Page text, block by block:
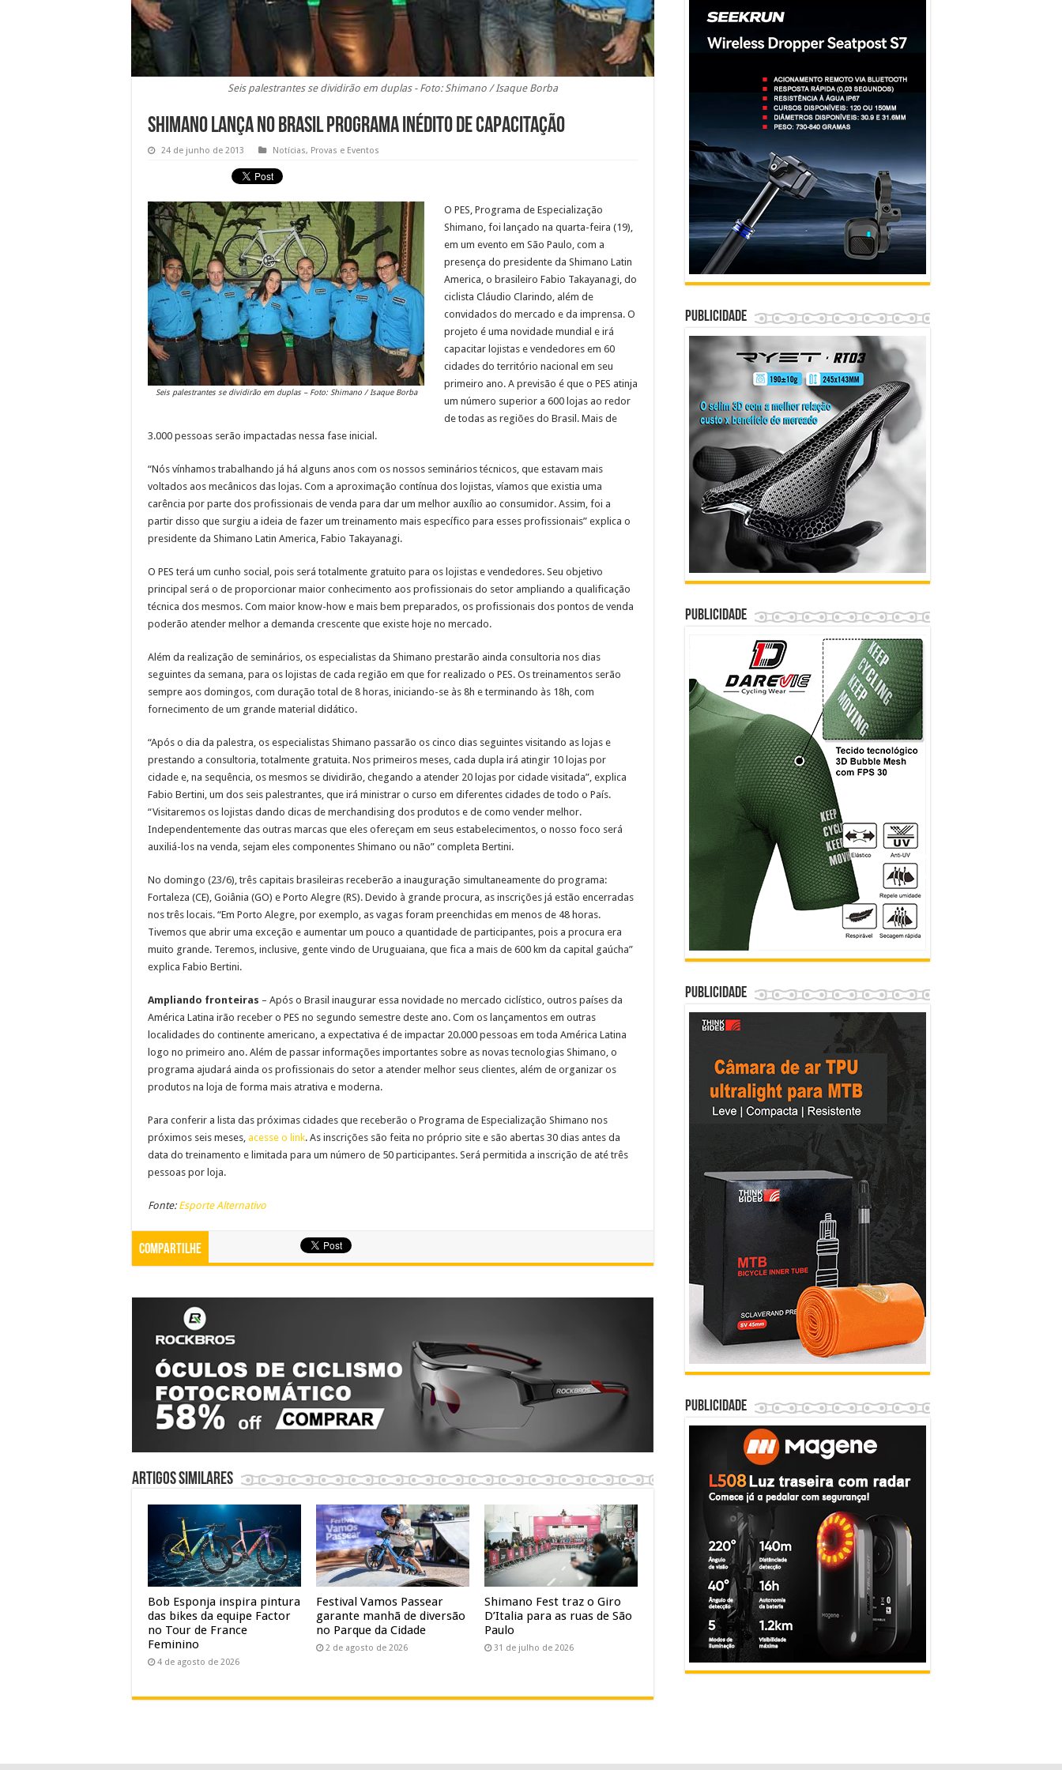
Seis palestrantes se dividirão em duplas - Foto: Shimano / Isaque Borba
Shimano lança no Brasil programa inédito de capacitação
24 de junho de 2013 Notícias, Provas e Eventos
Seis palestrantes se dividirão em duplas – Foto: Shimano / Isaque Borba
O PES, Programa de Especialização
Shimano, foi lançado na quarta-feira (19),
em um evento em São Paulo, com a
presença do presidente da Shimano Latin
America, o brasileiro Fabio Takayanagi, do
ciclista Cláudio Clarindo, além de
convidados do mercado e da imprensa. O
projeto é uma novidade mundial e irá
capacitar lojistas e vendedores em 60
cidades do território nacional em seu
primeiro ano. A previsão é que o PES atinja
um número superior a 600 lojas ao redor
de todas as regiões do Brasil. Mais de
3.000 pessoas serão impactadas nessa fase inicial.
“Nós vínhamos trabalhando já há alguns anos com os nossos seminários técnicos, que estavam mais
voltados aos mecânicos das lojas. Com a aproximação contínua dos lojistas, víamos que existia uma
carência por parte dos profissionais de venda para dar um melhor auxílio ao consumidor. Assim, foi a
partir disso que surgiu a ideia de fazer um treinamento mais específico para esses profissionais” explica o
presidente da Shimano Latin America, Fabio Takayanagi.
O PES terá um cunho social, pois será totalmente gratuito para os lojistas e vendedores. Seu objetivo
principal será o de proporcionar maior conhecimento aos profissionais do setor ampliando a qualificação
técnica dos mesmos. Com maior know-how e mais bem preparados, os profissionais dos pontos de venda
poderão atender melhor a demanda crescente que existe hoje no mercado.
Além da realização de seminários, os especialistas da Shimano prestarão ainda consultoria nos dias
seguintes da semana, para os lojistas de cada região em que for realizado o PES. Os treinamentos serão
sempre aos domingos, com duração total de 8 horas, iniciando-se às 8h e terminando às 18h, com
fornecimento de um grande material didático.
“Após o dia da palestra, os especialistas Shimano passarão os cinco dias seguintes visitando as lojas e
prestando a consultoria, totalmente gratuita. Nos primeiros meses, cada dupla irá atingir 10 lojas por
cidade e, na sequência, os mesmos se dividirão, chegando a atender 20 lojas por cidade visitada”, explica
Fabio Bertini, um dos seis palestrantes, que irá ministrar o curso em diferentes cidades de todo o País.
“Visitaremos os lojistas dando dicas de merchandising dos produtos e de como vender melhor.
Independentemente das outras marcas que eles ofereçam em seus estabelecimentos, o nosso foco será
auxiliá-los na venda, sejam eles componentes Shimano ou não” completa Bertini.
No domingo (23/6), três capitais brasileiras receberão a inauguração simultaneamente do programa:
Fortaleza (CE), Goiânia (GO) e Porto Alegre (RS). Devido à grande procura, as inscrições já estão encerradas
nos três locais. “Em Porto Alegre, por exemplo, as vagas foram preenchidas em menos de 48 horas.
Tivemos que abrir uma exceção e aumentar um pouco a quantidade de participantes, pois a procura era
muito grande. Teremos, inclusive, gente vindo de Uruguaiana, que fica a mais de 600 km da capital gaúcha”
explica Fabio Bertini.
Ampliando fronteiras – Após o Brasil inaugurar essa novidade no mercado ciclístico, outros países da
América Latina irão receber o PES no segundo semestre deste ano. Com os lançamentos em outras
localidades do continente americano, a expectativa é de impactar 20.000 pessoas em toda América Latina
logo no primeiro ano. Além de passar informações importantes sobre as novas tecnologias Shimano, o
programa ajudará ainda os profissionais do setor a atender melhor seus clientes, além de organizar os
produtos na loja de forma mais atrativa e moderna.
Para conferir a lista das próximas cidades que receberão o Programa de Especialização Shimano nos
próximos seis meses, acesse o link. As inscrições são feita no próprio site e são abertas 30 dias antes da
data do treinamento e limitada para um número de 50 participantes. Será permitida a inscrição de até três
pessoas por loja.
Fonte: Esporte Alternativo
Compartilhe
Artigos similares
Bob Esponja inspira pintura
das bikes da equipe Factor
no Tour de France
Feminino
4 de agosto de 2026
Festival Vamos Passear
garante manhã de diversão
no Parque da Cidade
2 de agosto de 2026
Shimano Fest traz o Giro
D’Italia para as ruas de São
Paulo
31 de julho de 2026
Publicidade
Publicidade
Publicidade
Publicidade